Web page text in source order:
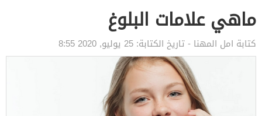
ماهي علامات البلوغ
كتابة امل المهنا - تاريخ الكتابة: 25 يوليو, 2020 8:55